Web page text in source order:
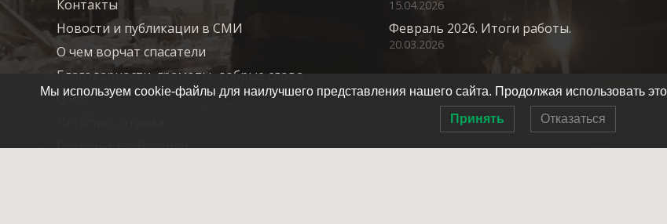
Контакты
Новости и публикации в СМИ
О чем ворчат спасатели
Благодарности, грамоты, добрые слова…
О нас
Помочь СпасРезерву
15.04.2026
Февраль 2026. Итоги работы.
20.03.2026
Мы используем cookie-файлы для наилучшего представления нашего сайта. Продолжая использовать
Принять Отказаться